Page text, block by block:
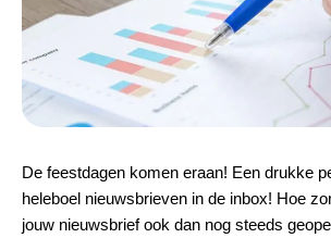
De feestdagen komen eraan! Een drukke
heleboel nieuwsbrieven in de inbox! Hoe
jouw nieuwsbrief ook dan nog steeds